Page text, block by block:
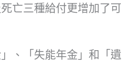
亡三種給付更增加了可
、「失能年金」和「遺